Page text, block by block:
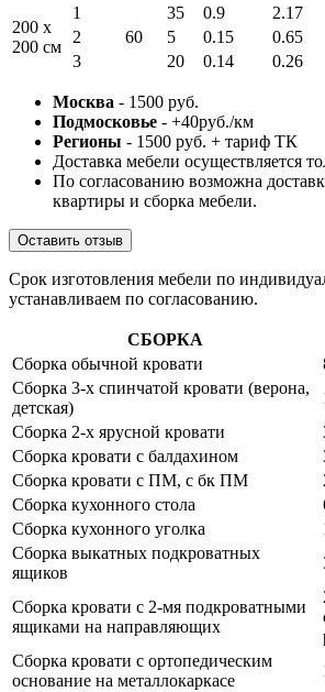
200 x
200 см
1
60
35 0.9 2.17
2 5 0.15 0.65
3
20 0.14 0.26
Москва - 1500 руб.
Подмосковье - +40руб./км
Регионы - 1500 руб. + тариф ТК
Доставка мебели осуществляется
По согласованию возможна
квартиры и сборка мебели.
Оставить отзыв
Срок изготовления мебели по
устанавливаем по согласованию.
СБОРКА
Сборка обычной кровати
Сборка 3-х спинчатой кровати (верона,
детская)
Сборка 2-х ярусной кровати
Сборка кровати с балдахином
Сборка кровати с ПМ, с бк ПМ
Сборка кухонного стола
Сборка кухонного уголка
Сборка выкатных подкроватных
ящиков
Сборка кровати с 2-мя подкроватными
ящиками на направляющих
Сборка кровати с ортопедическим
основание на металлокаркасе